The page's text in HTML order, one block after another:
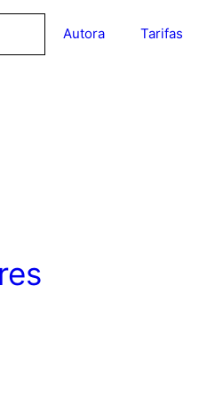
Autora Tarifas